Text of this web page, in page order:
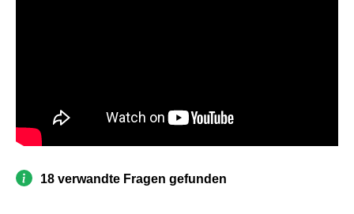
18 verwandte Fragen gefunden